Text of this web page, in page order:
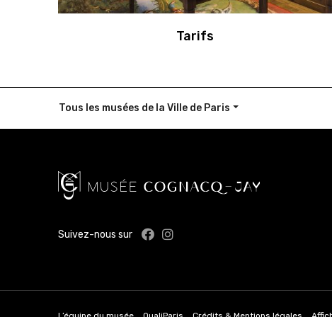
Tarifs
Tous les musées de la Ville de Paris
Suivez-nous sur Facebook : Musée Cognacq-
Instagram : Musée